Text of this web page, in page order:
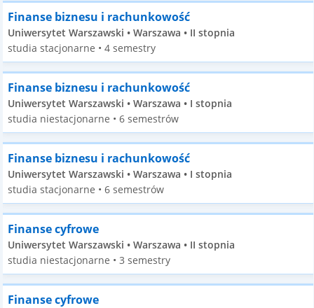
Finanse biznesu i rachunkowość
Uniwersytet Warszawski • Warszawa • II stopnia
studia stacjonarne • 4 semestry
Finanse biznesu i rachunkowość
Uniwersytet Warszawski • Warszawa • I stopnia
studia niestacjonarne • 6 semestrów
Finanse biznesu i rachunkowość
Uniwersytet Warszawski • Warszawa • I stopnia
studia stacjonarne • 6 semestrów
Finanse cyfrowe
Uniwersytet Warszawski • Warszawa • II stopnia
studia niestacjonarne • 3 semestry
Finanse cyfrowe